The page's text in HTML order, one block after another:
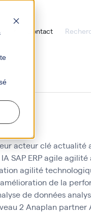
Contact
acteur cléactualité
SAP ERPagileagilité
agilité
amélioration de la
de données
2 Anaplan partner